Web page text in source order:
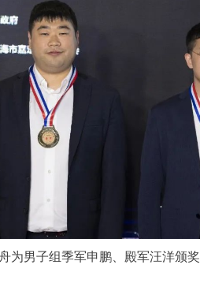
为男子组季军申鹏、殿军汪洋颁奖